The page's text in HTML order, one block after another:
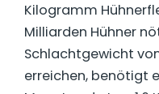
Kilogramm
Milliarden Hühner
Schlachtgewicht
erreichen, benötigt